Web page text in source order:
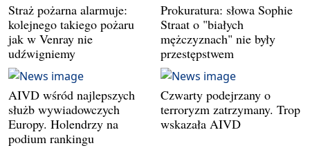
Straż pożarna alarmuje:
kolejnego takiego pożaru
jak w Venray nie
udźwigniemy
Prokuratura: słowa Sophie
Straat o "białych
mężczyznach" nie były
przestępstwem
AIVD wśród najlepszych
służb wywiadowczych
Europy. Holendrzy na
podium rankingu
Czwarty podejrzany o
terroryzm zatrzymany. Trop
wskazała AIVD